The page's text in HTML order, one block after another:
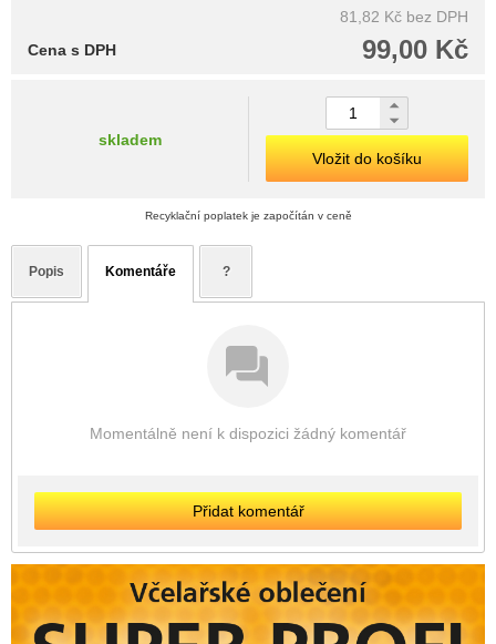
81,82 Kč bez DPH
99,00 Kč
Cena s DPH
skladem
Vložit do košíku
Recyklační poplatek je započítán v ceně
Popis Komentáře ?
Momentálně není k dispozici žádný komentář
Přidat komentář